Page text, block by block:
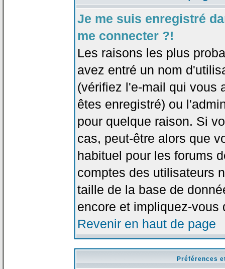
Je me suis enregistré
me connecter ?!
Les raisons les plus
avez entré un nom
(vérifiez l'e-mail qui vous
êtes enregistré) ou
pour quelque raison. Si
cas, peut-être alors que
habituel pour les forums
comptes des utilisateurs
taille de la base de
encore et impliquez-
Revenir en haut de page
Préférences